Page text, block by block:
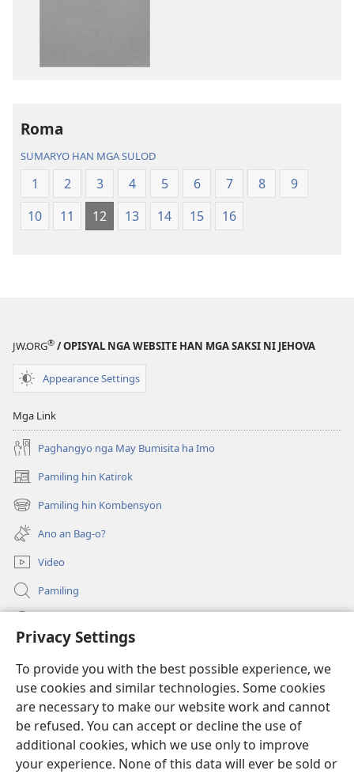
Privacy Settings
To provide you with the best possible experience, we
use cookies and similar technologies. Some cookies
are necessary to make our website work and cannot
be refused. You can accept or decline the use of
additional cookies, which we use only to improve
your experience. None of this data will ever be sold or
nga
Kalibotan
Roma
SUMARYO HAN MGA SULOD
1 2 3 4 5 6 7 8
9
10
11 12 13 14 15 16
JW.ORG® / OPISYAL NGA WEBSITE HAN MGA SAKSI NI JEHOVA
Appearance Settings
Mga Link
Paghangyo nga May Bumisita ha Imo
Pamiling hin Katirok
(opens
new
window)
Pamiling hin Kombensyon
(opens
new
window)
Ano an Bag-o?
Video
Pamiling
(opens
window)Watchtower ONLINE LIBRARY
(opens
new
window)JW Hub ®
(opens
new